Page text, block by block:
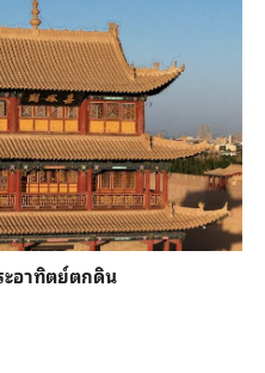
อาทิตย์ตกดิน